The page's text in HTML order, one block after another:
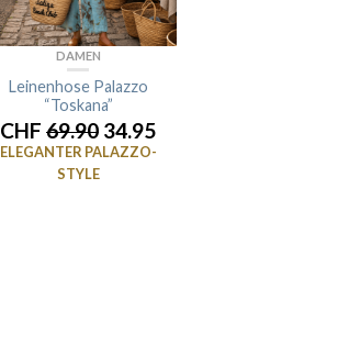
DAMEN
Leinenhose Palazzo
“Toskana”
CHF 69.90 34.95
ELEGANTER PALAZZO-
STYLE